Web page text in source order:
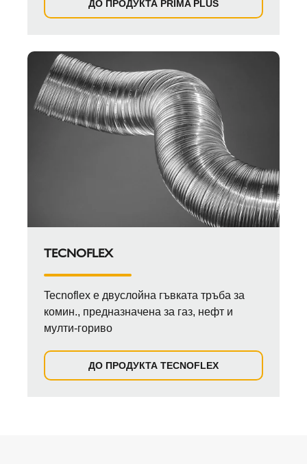
ДО ПРОДУКТА PRIMA PLUS
TECNOFLEX
Tecnoflex е двуслойна гъвката тръба за
комин., предназначена за газ, нефт и
мулти-гориво
ДО ПРОДУКТА TECNOFLEX